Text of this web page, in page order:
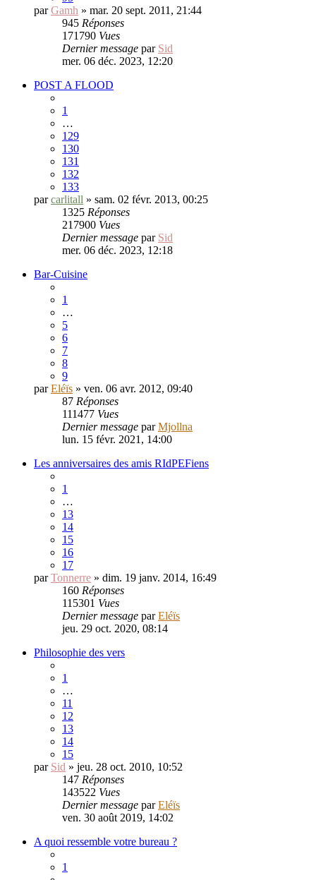
parGamh » mar. 20 sept. 2011, 21:44
945 Réponses
171790 Vues
Dernier message par Sid
mer. 06 déc. 2023, 12:20
POST A FLOOD
1
…
129
130
131
132
133
parcarlitall » sam. 02 févr. 2013, 00:25
1325 Réponses
217900 Vues
Dernier message par Sid
mer. 06 déc. 2023, 12:18
Bar-Cuisine
1
…
5
6
7
8
9
parEléïs » ven. 06 avr. 2012, 09:40
87 Réponses
111477 Vues
Dernier message parMjollna
lun. 15 févr. 2021, 14:00
Les anniversaires des amis RIdPEFiens
1
…
13
14
15
16
17
parTonnerre » dim. 19 janv. 2014, 16:49
160 Réponses
115301 Vues
Dernier message parEléïs
jeu. 29 oct. 2020, 08:14
Philosophie des vers
1
…
11
12
13
14
15
par Sid » jeu. 28 oct. 2010, 10:52
147 Réponses
143522 Vues
Dernier message parEléïs
ven. 30 août 2019, 14:02
A quoi ressemble votre bureau ?
1